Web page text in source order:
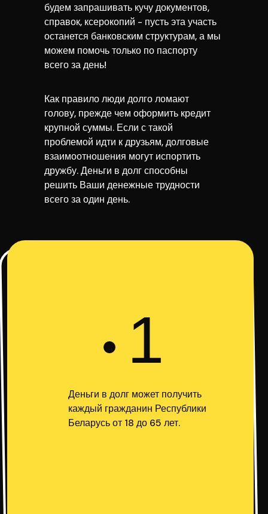
Как правило люди долго ломают
голову, прежде чем оформить кредит
крупной суммы. Если с такой
проблемой идти к друзьям, долговые
взаимоотношения могут испортить
дружбу. Деньги в долг способны
решить Ваши денежные трудности
всего за один день.
будем запрашивать кучу документов,
справок, ксерокопий - пусть эта участь
останется банковским структурам, а мы
можем помочь только по паспорту
всего за день!
1
Деньги в долг может получить
каждый гражданин Республики
Беларусь от 18 до 65 лет.